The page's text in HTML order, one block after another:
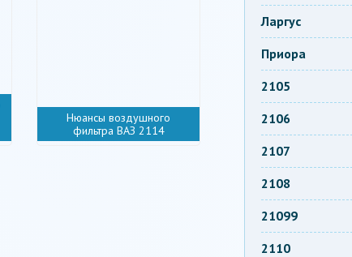
Нюансы воздушного
фильтра ВАЗ 2114
Ларгус
Приора
2105
2106
2107
2108
21099
2110